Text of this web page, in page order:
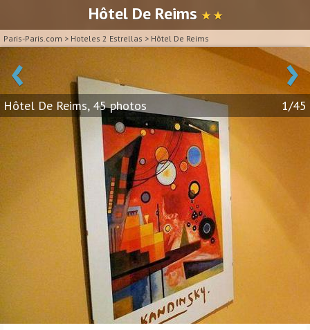
Hôtel De Reims ★ ★
Paris-Paris.com > Hoteles 2 Estrellas > Hôtel De Reims
‹ ›
Hôtel De Reims, 45 photos 1/45